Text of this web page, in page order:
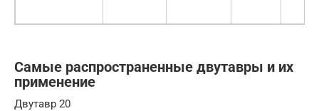
Самые распространенные двутавры и их
применение
Двутавр 20